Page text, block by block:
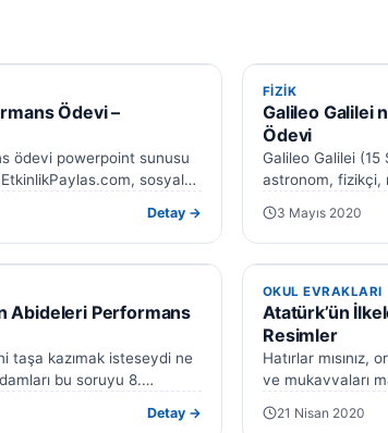
Ödevi –
ödevi powerpoint sunusu
sosyal
Detay →
FIZIK
FIZIK
Galileo Galilei
Ödevi
Galileo Galilei
astronom, fizikçi,
3 Mayıs 2020
Abideleri Performans
taşa kazımak isteseydi ne
bu soruyu 8.
Detay →
OKUL EVRAKLARI
OKUL EVRAKLARI
Atatürk’ün
Resimler
Hatırlar mısınız,
ve mukavvaları
Ellerimiz…
21 Nisan 2020